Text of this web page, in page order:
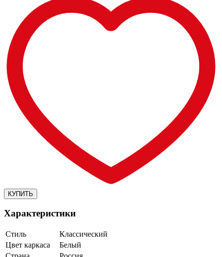
Характеристики
Стиль
Классический
Цвет каркаса
Белый